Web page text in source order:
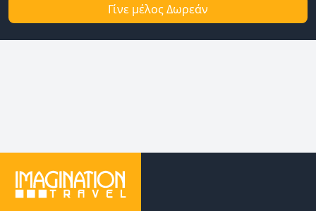
Γίνε μέλος Δωρεάν